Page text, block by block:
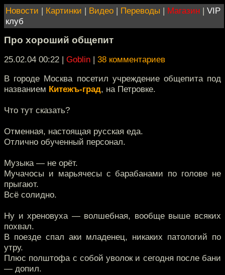
Новости | Картинки | Видео | Переводы | Магазин | VIP
клуб
Про хороший общепит
25.02.04 00:22 | Goblin | 38 комментариев
В городе Москва посетил учреждение общепита под
названием Китежъ-град, на Петровке.
Что тут сказать?
Отменная, настоящая русская еда.
Отлично обученный персонал.
Музыка — не орёт.
Мучачосы и марьячесы с барабанами по голове не
прыгают.
Всё солидно.
Ну и хреновуха — волшебная, вообще выше всяких
похвал.
В поезде спал аки младенец, никаких патологий по
утру.
Плюс полштофа с собой уволок и сегодня после бани
— допил.